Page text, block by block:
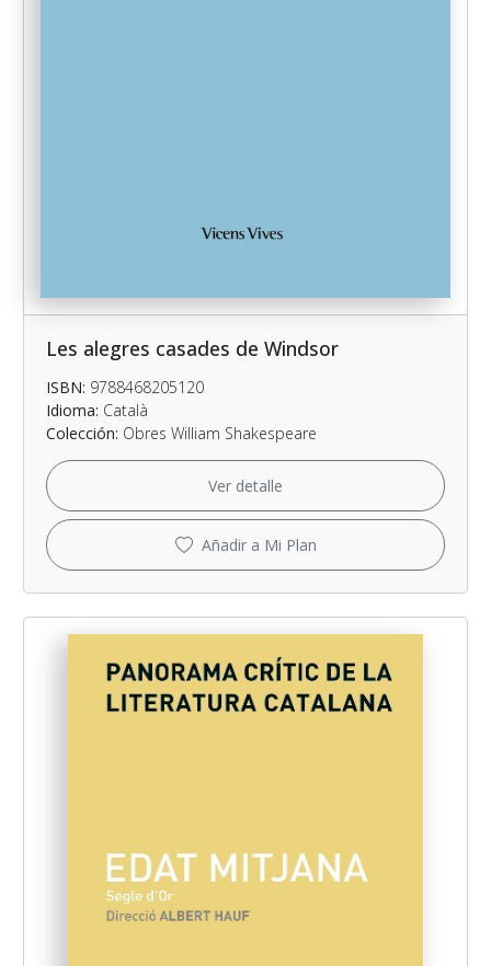
Les alegres casades de Windsor
ISBN: 9788468205120
Idioma: Català
Colección: Obres William Shakespeare
Ver detalle
Añadir a Mi Plan